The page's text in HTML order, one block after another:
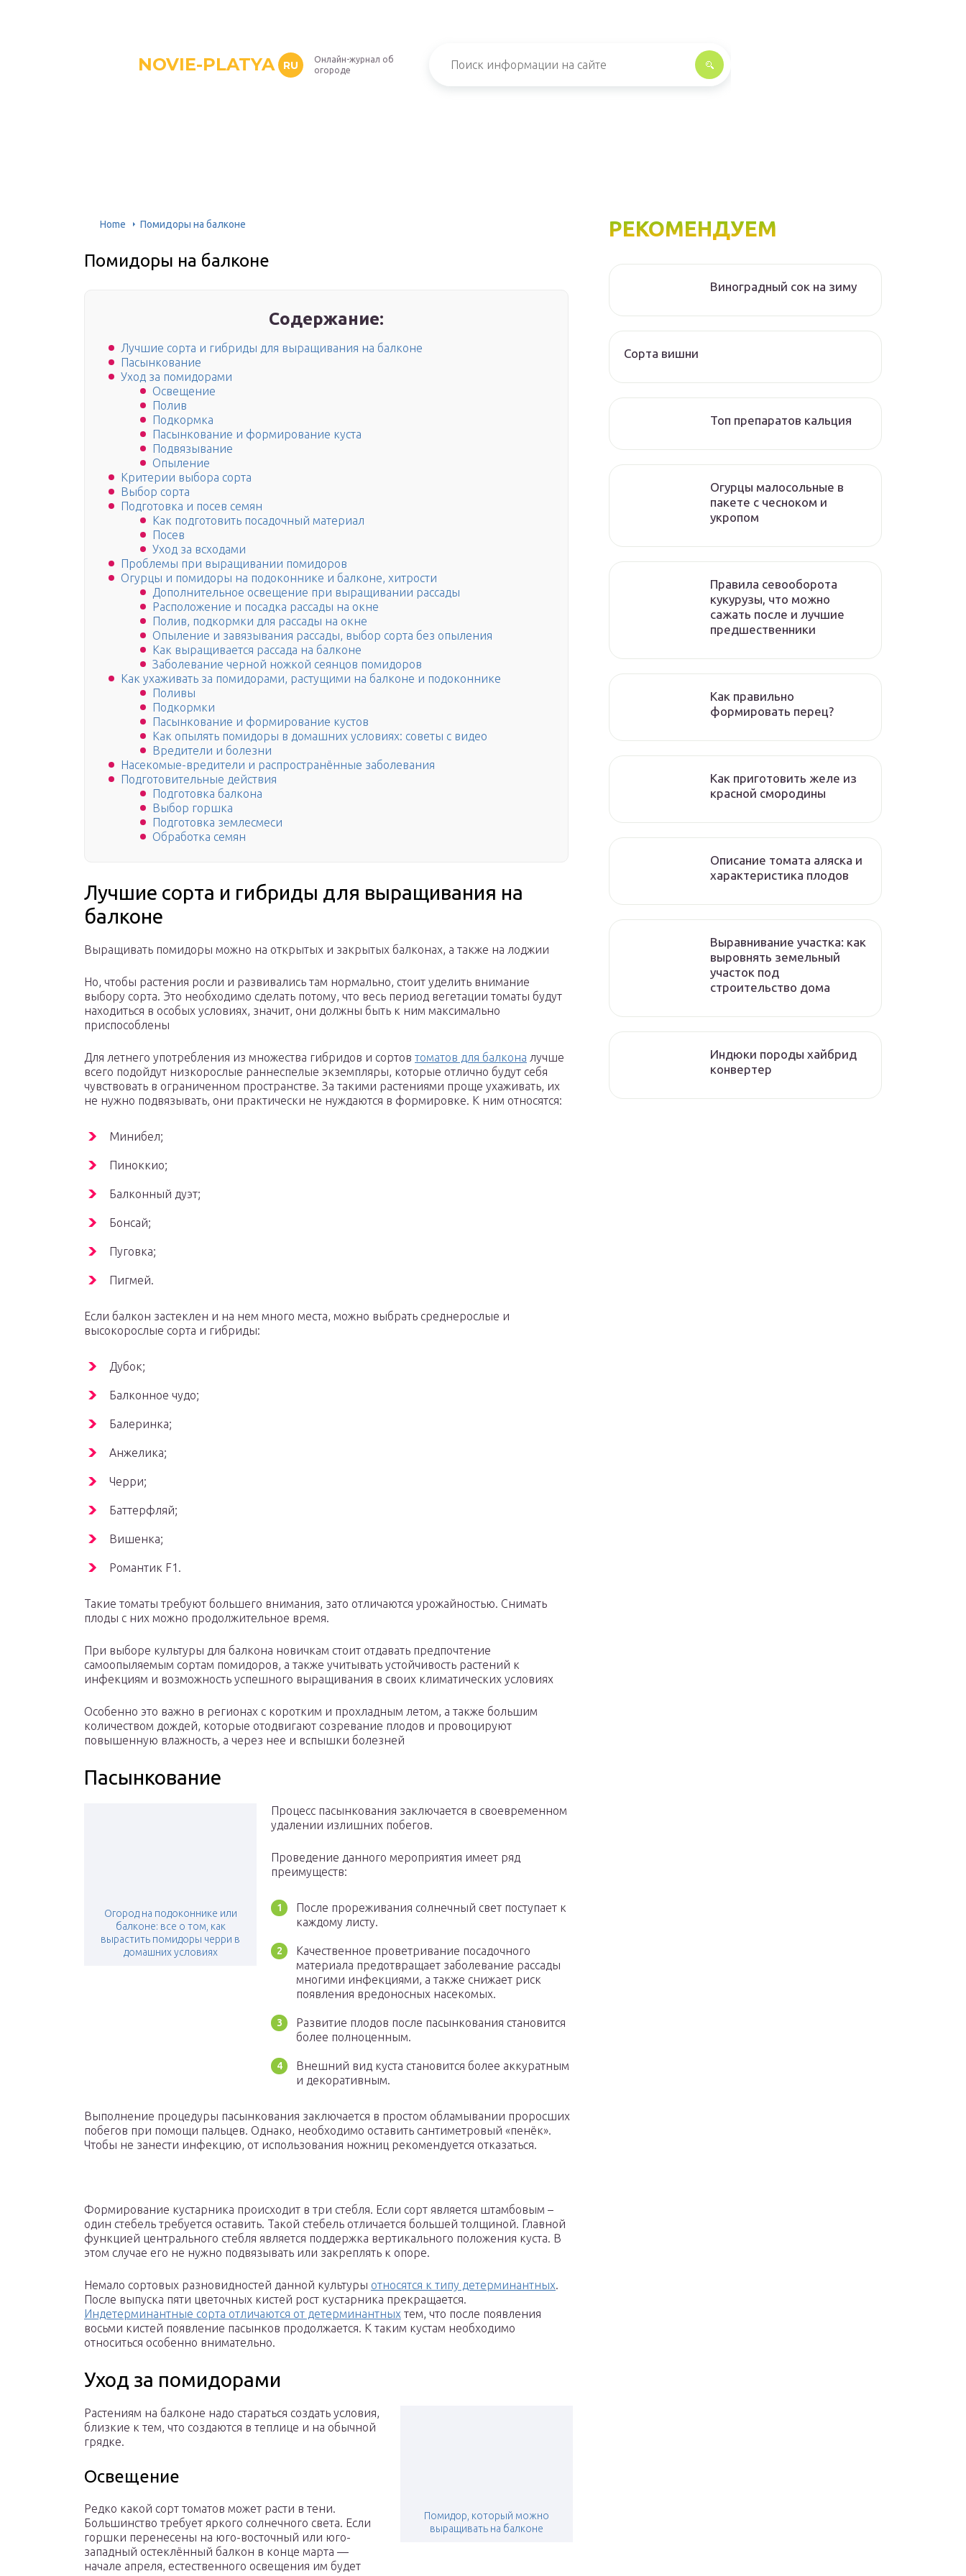
NOVIE-PLATYA RU
Онлайн-журнал об
огороде
Home Помидоры на балконе
Помидоры на балконе
Содержание:
Лучшие сорта и гибриды для выращивания на балконе
Пасынкование
Уход за помидорами
Освещение
Полив
Подкормка
Пасынкование и формирование куста
Подвязывание
Опыление
Критерии выбора сорта
Выбор сорта
Подготовка и посев семян
Как подготовить посадочный материал
Посев
Уход за всходами
Проблемы при выращивании помидоров
Огурцы и помидоры на подоконнике и балконе, хитрости
Дополнительное освещение при выращивании рассады
Расположение и посадка рассады на окне
Полив, подкормки для рассады на окне
Опыление и завязывания рассады, выбор сорта без опыления
Как выращивается рассада на балконе
Заболевание черной ножкой сеянцов помидоров
Как ухаживать за помидорами, растущими на балконе и подоконнике
Поливы
Подкормки
Пасынкование и формирование кустов
Как опылять помидоры в домашних условиях: советы с видео
Вредители и болезни
Насекомые-вредители и распространённые заболевания
Подготовительные действия
Подготовка балкона
Выбор горшка
Подготовка землесмеси
Обработка семян
Лучшие сорта и гибриды для выращивания на
балконе
Выращивать помидоры можно на открытых и закрытых балконах, а также на лоджии
Но, чтобы растения росли и развивались там нормально, стоит уделить внимание
выбору сорта. Это необходимо сделать потому, что весь период вегетации томаты будут
находиться в особых условиях, значит, они должны быть к ним максимально
приспособлены
Для летнего употребления из множества гибридов и сортов томатов для балкона лучше
всего подойдут низкорослые раннеспелые экземпляры, которые отлично будут себя
чувствовать в ограниченном пространстве. За такими растениями проще ухаживать, их
не нужно подвязывать, они практически не нуждаются в формировке. К ним относятся:
Минибел;
Пиноккио;
Балконный дуэт;
Бонсай;
Пуговка;
Пигмей.
Если балкон застеклен и на нем много места, можно выбрать среднерослые и
высокорослые сорта и гибриды:
Дубок;
Балконное чудо;
Балеринка;
Анжелика;
Черри;
Баттерфляй;
Вишенка;
Романтик F1.
Такие томаты требуют большего внимания, зато отличаются урожайностью. Снимать
плоды с них можно продолжительное время.
При выборе культуры для балкона новичкам стоит отдавать предпочтение
самоопыляемым сортам помидоров, а также учитывать устойчивость растений к
инфекциям и возможность успешного выращивания в своих климатических условиях
Особенно это важно в регионах с коротким и прохладным летом, а также большим
количеством дождей, которые отодвигают созревание плодов и провоцируют
повышенную влажность, а через нее и вспышки болезней
Пасынкование
Огород на подоконнике или
балконе: все о том, как
вырастить помидоры черри в
домашних условиях
Процесс пасынкования заключается в своевременном
удалении излишних побегов.
Проведение данного мероприятия имеет ряд
преимуществ:
После прореживания солнечный свет поступает к
каждому листу.
Качественное проветривание посадочного
материала предотвращает заболевание рассады
многими инфекциями, а также снижает риск
появления вредоносных насекомых.
Развитие плодов после пасынкования становится
более полноценным.
Внешний вид куста становится более аккуратным
и декоративным.
Выполнение процедуры пасынкования заключается в простом обламывании проросших
побегов при помощи пальцев. Однако, необходимо оставить сантиметровый «пенёк».
Чтобы не занести инфекцию, от использования ножниц рекомендуется отказаться.
Формирование кустарника происходит в три стебля. Если сорт является штамбовым –
один стебель требуется оставить. Такой стебель отличается большей толщиной. Главной
функцией центрального стебля является поддержка вертикального положения куста. В
этом случае его не нужно подвязывать или закреплять к опоре.
Немало сортовых разновидностей данной культуры относятся к типу детерминантных.
После выпуска пяти цветочных кистей рост кустарника прекращается.
Индетерминантные сорта отличаются от детерминантных тем, что после появления
восьми кистей появление пасынков продолжается. К таким кустам необходимо
относиться особенно внимательно.
Уход за помидорами
Помидор, который можно
выращивать на балконе
Растениям на балконе надо стараться создать условия,
близкие к тем, что создаются в теплице и на обычной
грядке.
Освещение
Редко какой сорт томатов может расти в тени.
Большинство требует яркого солнечного света. Если
горшки перенесены на юго-восточный или юго-
западный остеклённый балкон в конце марта —
начале апреля, естественного освещения им будет
РЕКОМЕНДУЕМ
Виноградный сок на зиму
Сорта вишни
Топ препаратов кальция
Огурцы малосольные в
пакете с чесноком и
укропом
Правила севооборота
кукурузы, что можно
сажать после и лучшие
предшественники
Как правильно
формировать перец?
Как приготовить желе из
красной смородины
Описание томата аляска и
характеристика плодов
Выравнивание участка: как
выровнять земельный
участок под
строительство дома
Индюки породы хайбрид
конвертер